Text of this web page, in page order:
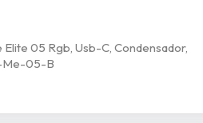
05 Rgb, Usb-C, Condensador,
Me-05-B